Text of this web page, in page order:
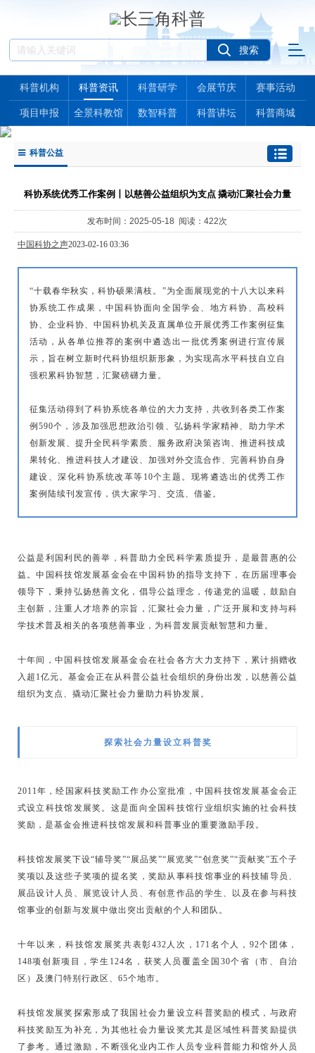
科普机构 科普资讯 科普研学 会展节庆 赛事活动
项目申报 全景科教馆 数智科普 科普讲坛 科普商城
科普公益
科协系统优秀工作案例丨以慈善公益组织为支点 撬动汇聚社会力量
发布时间：2025-05-18 阅读：422次
中国科协之声2023-02-16 03:36
“十载春华秋实，科协硕果满枝。”为全面展现党的十八大以来科
协系统工作成果，中国科协面向全国学会、地方科协、高校科
协、企业科协、中国科协机关及直属单位开展优秀工作案例征集
活动，从各单位推荐的案例中遴选出一批优秀案例进行宣传展
示，旨在树立新时代科协组织新形象，为实现高水平科技自立自
强积累科协智慧，汇聚磅礴力量。
征集活动得到了科协系统各单位的大力支持，共收到各类工作案
例590个，涉及加强思想政治引领、弘扬科学家精神、助力学术
创新发展、提升全民科学素质、服务政府决策咨询、推进科技成
果转化、推进科技人才建设、加强对外交流合作、完善科协自身
建设、深化科协系统改革等10个主题。现将遴选出的优秀工作
案例陆续刊发宣传，供大家学习、交流、借鉴。
公益是利国利民的善举，科普助力全民科学素质提升，是最普惠的公
益。中国科技馆发展基金会在中国科协的指导支持下，在历届理事会
领导下，秉持弘扬慈善文化，倡导公益理念，传递党的温暖，鼓励自
主创新，注重人才培养的宗旨，汇聚社会力量，广泛开展和支持与科
学技术普及相关的各项慈善事业，为科普发展贡献智慧和力量。
十年间，中国科技馆发展基金会在社会各方大力支持下，累计捐赠收
入超1亿元。基金会正在从科普公益社会组织的身份出发，以慈善公益
组织为支点、撬动汇聚社会力量助力科协发展。
探索社会力量设立科普奖
2011年，经国家科技奖励工作办公室批准，中国科技馆发展基金会正
式设立科技馆发展奖。这是面向全国科技馆行业组织实施的社会科技
奖励，是基金会推进科技馆发展和科普事业的重要激励手段。
科技馆发展奖下设“辅导奖”“展品奖”“展览奖”“创意奖”“贡献奖”五个子
奖项以及这些子奖项的提名奖，奖励从事科技馆事业的科技辅导员、
展品设计人员、展览设计人员、有创意作品的学生、以及在参与科技
馆事业的创新与发展中做出突出贡献的个人和团队。
十年以来，科技馆发展奖共表彰432人次，171名个人，92个团体，
148项创新项目，学生124名，获奖人员覆盖全国30个省（市、自治
区）及澳门特别行政区、65个地市。
科技馆发展奖探索形成了我国社会力量设立科普奖励的模式，与政府
科技奖励互为补充，为其他社会力量设奖尤其是区域性科普奖励提供
了参考。通过激励，不断强化业内工作人员专业科普能力和馆外人员